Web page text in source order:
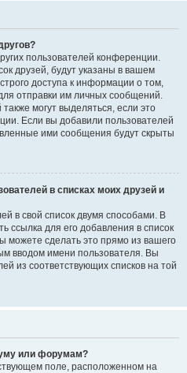
пользователей конференции.
друзей, будут указаны в вашем
доступа к информации о том,
отправки им личных сообщений.
могут выделяться, если это
Если вы добавили пользователей
ими сообщения будут скрыты
в списках моих друзей и
в свой список двумя способами. В
ссылка для его добавления в список
можете сделать это прямо из вашего
вводом имени пользователя. Вы
из соответствующих списков на той
или форумам?
поле, расположенном на